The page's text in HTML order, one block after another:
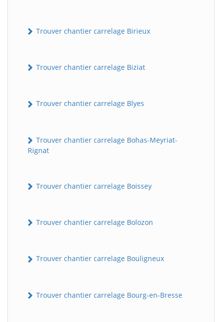
Trouver chantier carrelage Birieux
Trouver chantier carrelage Biziat
Trouver chantier carrelage Blyes
Trouver chantier carrelage Bohas-Meyriat-
Rignat
Trouver chantier carrelage Boissey
Trouver chantier carrelage Bolozon
Trouver chantier carrelage Bouligneux
Trouver chantier carrelage Bourg-en-Bresse